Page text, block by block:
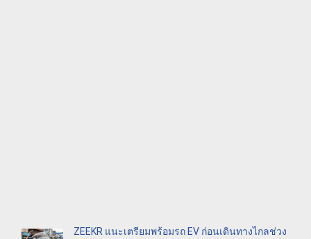
ZEEKR แนะเตรียมพร้อมรถ EV ก่อนเดินทางไกลช่วง